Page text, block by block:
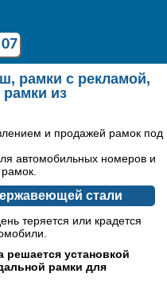
рамки с рекламой,
из
и продажей рамок под
автомобильных номеров и
стали
теряется или крадется
решается установкой
рамки для